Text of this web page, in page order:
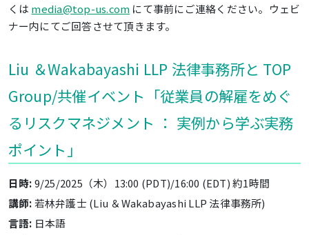
くは media@top-us.com にて事前にご連絡ください。ウェビ
ナー内にてご回答させて頂きます。
Liu ＆Wakabayashi LLP 法律事務所と TOP
Group/共催イベント「従業員の解雇をめぐ
るリスクマネジメント ： 実例から学ぶ実務
ポイント」
日時:9/25/2025（木）13:00 (PDT)/16:00 (EDT) 約1時間
講師:若林弁護士 (Liu ＆Wakabayashi LLP 法律事務所)
言語: 日本語